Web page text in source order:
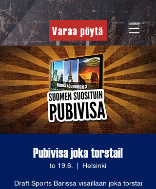
Varaa pöytä
Pubivisa joka torstai!
to 19.6. Helsinki
Draft Sports Barissa visaillaan joka torstai